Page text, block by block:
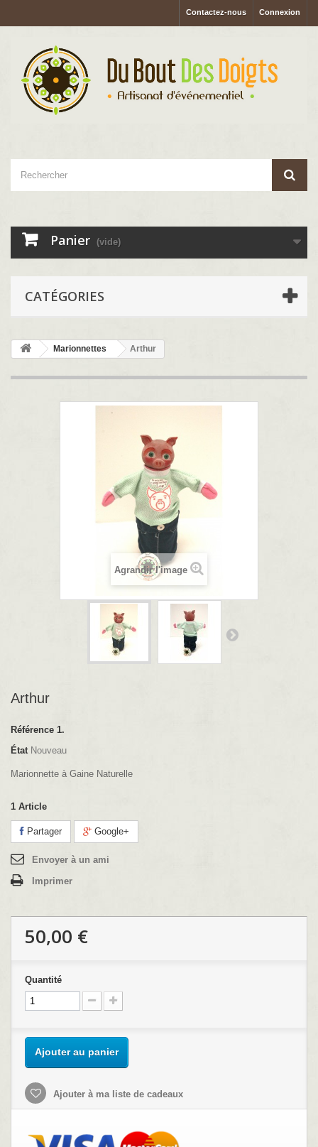
Connexion
Contactez-nous
Panier (vide)
CATÉGORIES
Marionnettes Arthur
Agrandir l'image
Arthur
Référence 1.
État Nouveau
Marionnette à Gaine Naturelle
1 Article
Partager Google+
Envoyer à un ami
Imprimer
50,00 €
Quantité
Ajouter au panier
Ajouter à ma liste de cadeaux